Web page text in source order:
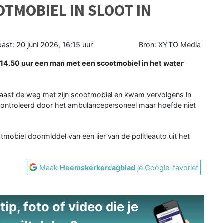
IN SLOOT IN
20 juni 2026, 16:15 uur Bron: XYTO Media
uur een man met een scootmobiel in het water
de weg met zijn scootmobiel en kwam vervolgens in
door het ambulancepersoneel maar hoefde niet
doormiddel van een lier van de politieauto uit het
Maak Heemskerkerdagblad je Google-favoriet
foto of video die je